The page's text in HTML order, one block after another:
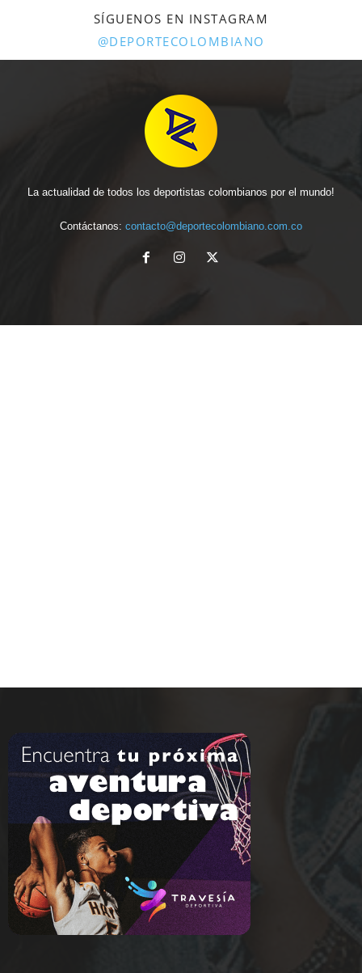
SÍGUENOS EN INSTAGRAM
@DEPORTECOLOMBIANO
La actualidad de todos los deportistas colombianos por el mundo!
Contáctanos: contacto@deportecolombiano.com.co